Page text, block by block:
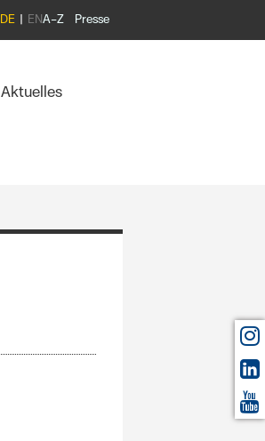
A–Z Presse
DE EN
Aktuelles